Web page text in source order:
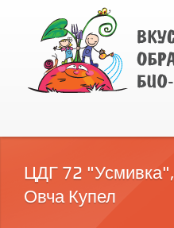
ЦДГ 72 "Усмивка",
Овча Купел